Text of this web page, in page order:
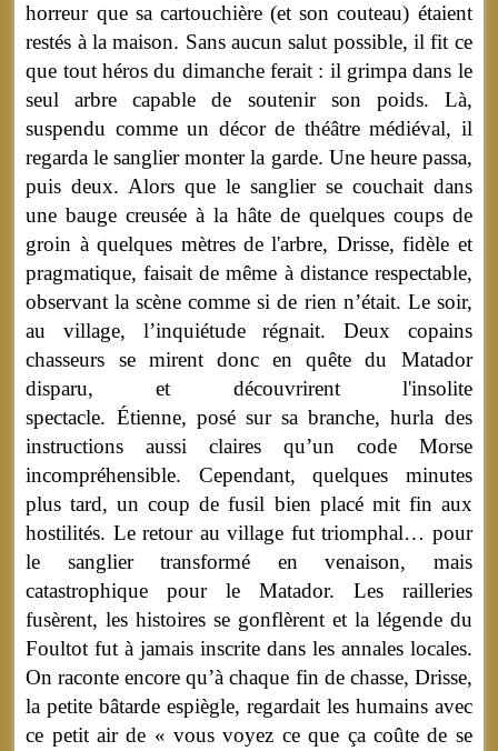
horreur que sa cartouchière (et son couteau) étaient
restés à la maison. Sans aucun salut possible, il fit ce
que tout héros du dimanche ferait : il grimpa dans le
seul arbre capable de soutenir son poids. Là,
suspendu comme un décor de théâtre médiéval, il
regarda le sanglier monter la garde. Une heure passa,
puis deux. Alors que le sanglier se couchait dans
une bauge creusée à la hâte de quelques coups de
groin à quelques mètres de l'arbre, Drisse, fidèle et
pragmatique, faisait de même à distance respectable,
observant la scène comme si de rien n’était. Le soir,
au village, l’inquiétude régnait. Deux copains
chasseurs se mirent donc en quête du Matador
disparu, et découvrirent l'insolite
spectacle. Étienne, posé sur sa branche, hurla des
instructions aussi claires qu’un code Morse
incompréhensible. Cependant, quelques minutes
plus tard, un coup de fusil bien placé mit fin aux
hostilités. Le retour au village fut triomphal… pour
le sanglier transformé en venaison, mais
catastrophique pour le Matador. Les railleries
fusèrent, les histoires se gonflèrent et la légende du
Foultot fut à jamais inscrite dans les annales locales.
On raconte encore qu’à chaque fin de chasse, Drisse,
la petite bâtarde espiègle, regardait les humains avec
ce petit air de « vous voyez ce que ça coûte de se